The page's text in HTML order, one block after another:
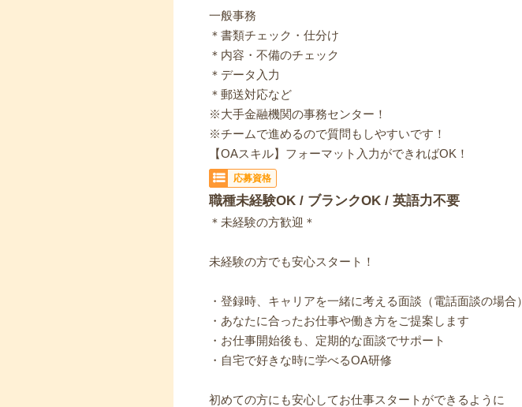
一般事務
＊書類チェック・仕分け
＊内容・不備のチェック
＊データ入力
＊郵送対応など
※大手金融機関の事務センター！
※チームで進めるので質問もしやすいです！
【OAスキル】フォーマット入力ができればOK！
応募資格
職種未経験OK / ブランクOK / 英語力不要
＊未経験の方歓迎＊
未経験の方でも安心スタート！
・登録時、キャリアを一緒に考える面談（電話面談の場合）
・あなたに合ったお仕事や働き方をご提案します
・お仕事開始後も、定期的な面談でサポート
・自宅で好きな時に学べるOA研修
初めての方にも安心してお仕事スタートができるように